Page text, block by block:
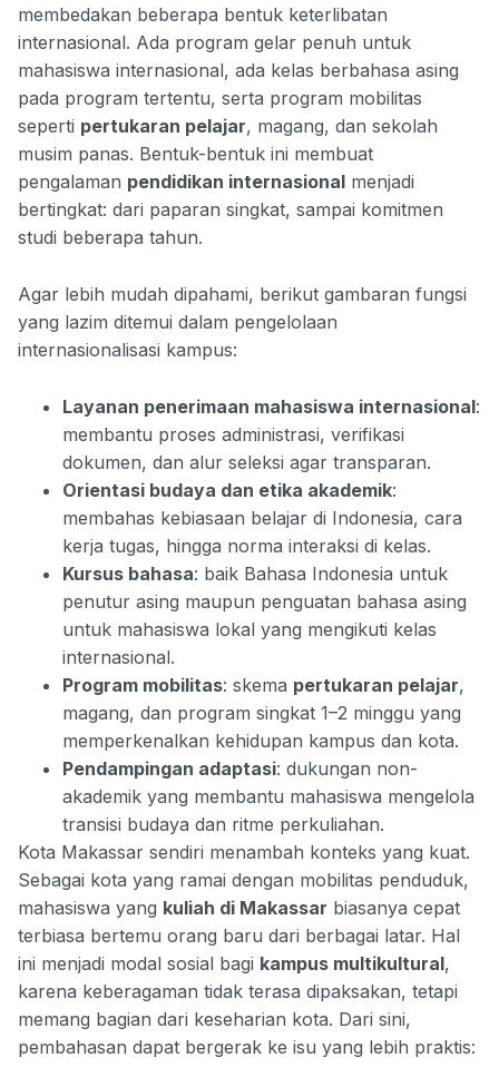
membedakan beberapa bentuk keterlibatan
internasional. Ada program gelar penuh untuk
mahasiswa internasional, ada kelas berbahasa asing
pada program tertentu, serta program mobilitas
seperti pertukaran pelajar, magang, dan sekolah
musim panas. Bentuk-bentuk ini membuat
pengalaman pendidikan internasional menjadi
bertingkat: dari paparan singkat, sampai komitmen
studi beberapa tahun.
Agar lebih mudah dipahami, berikut gambaran fungsi
yang lazim ditemui dalam pengelolaan
internasionalisasi kampus:
Layanan penerimaan mahasiswa internasional:
membantu proses administrasi, verifikasi
dokumen, dan alur seleksi agar transparan.
Orientasi budaya dan etika akademik:
membahas kebiasaan belajar di Indonesia, cara
kerja tugas, hingga norma interaksi di kelas.
Kursus bahasa: baik Bahasa Indonesia untuk
penutur asing maupun penguatan bahasa asing
untuk mahasiswa lokal yang mengikuti kelas
internasional.
Program mobilitas: skema pertukaran pelajar,
magang, dan program singkat 1–2 minggu yang
memperkenalkan kehidupan kampus dan kota.
Pendampingan adaptasi: dukungan non-
akademik yang membantu mahasiswa mengelola
transisi budaya dan ritme perkuliahan.
Kota Makassar sendiri menambah konteks yang kuat.
Sebagai kota yang ramai dengan mobilitas penduduk,
mahasiswa yang kuliah di Makassar biasanya cepat
terbiasa bertemu orang baru dari berbagai latar. Hal
ini menjadi modal sosial bagi kampus multikultural,
karena keberagaman tidak terasa dipaksakan, tetapi
memang bagian dari keseharian kota. Dari sini,
pembahasan dapat bergerak ke isu yang lebih praktis: